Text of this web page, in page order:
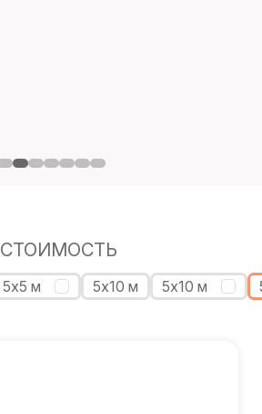
СТОИМОСТЬ
5х5 м 5х10 м 5х10 м